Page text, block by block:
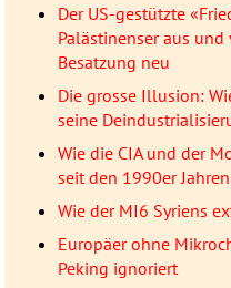
Der US-gestützte
Palästinenser aus
Besatzung neu
Die grosse Illusion:
seine
Wie die CIA und der
seit den 1990er
Wie der MI6 Syriens
Europäer ohne
Peking ignoriert